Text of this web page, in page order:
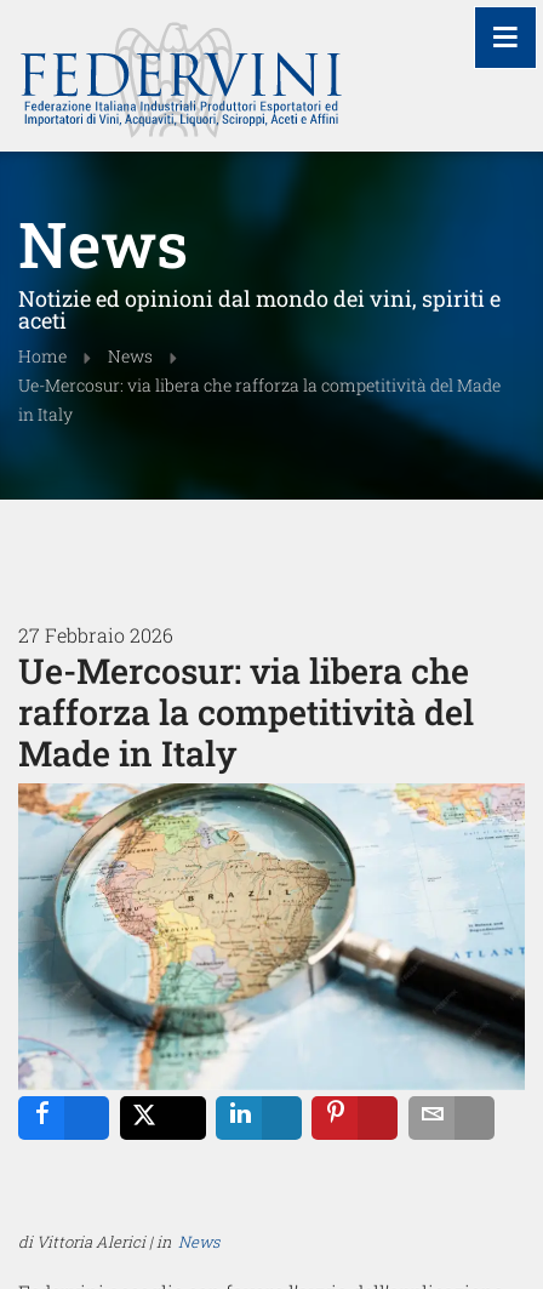
News
Notizie ed opinioni dal mondo dei vini, spiriti e
aceti
Home
News
Ue-Mercosur: via libera che rafforza la competitività del Made
in Italy
27 Febbraio 2026
Ue-Mercosur: via libera che
rafforza la competitività del
Made in Italy
di Vittoria Alerici | in News
≡